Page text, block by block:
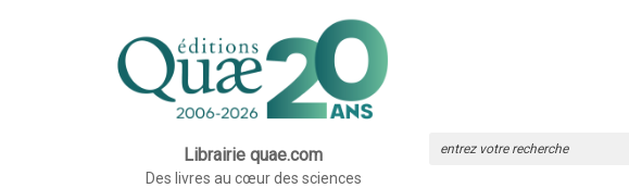
Librairie quae.com
Des livres au cœur des sciences